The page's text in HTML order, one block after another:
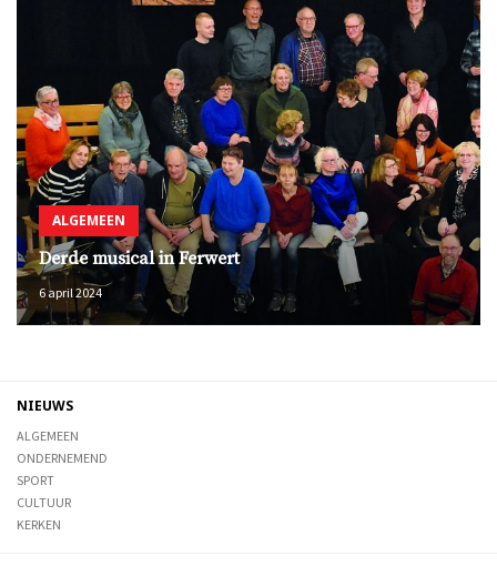
ALGEMEEN
Derde musical in Ferwert
6 april 2024
NIEUWS
ALGEMEEN
ONDERNEMEND
SPORT
CULTUUR
KERKEN